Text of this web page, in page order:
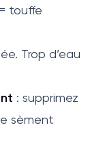
= touffe
Trop d’eau
: supprimez
sèment